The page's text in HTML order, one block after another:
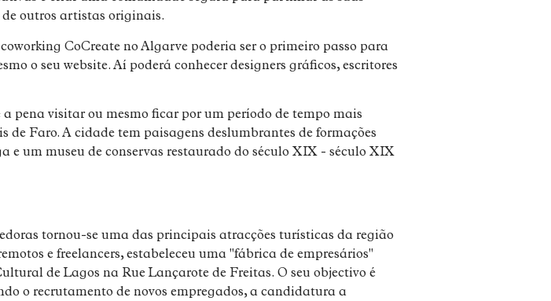
outros artistas originais.
CoCreate no Algarve poderia ser o primeiro passo para
o seu website. Aí poderá conhecer designers gráficos, escritores
pena visitar ou mesmo ficar por um período de tempo mais
Faro. A cidade tem paisagens deslumbrantes de formações
e um museu de conservas restaurado do século XIX - século XIX
tornou-se uma das principais atracções turísticas da região
e freelancers, estabeleceu uma "fábrica de empresários"
de Lagos na Rue Lançarote de Freitas. O seu objectivo é
o recrutamento de novos empregados, a candidatura a